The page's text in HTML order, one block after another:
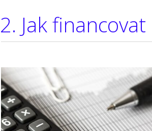
2. Jak financovat